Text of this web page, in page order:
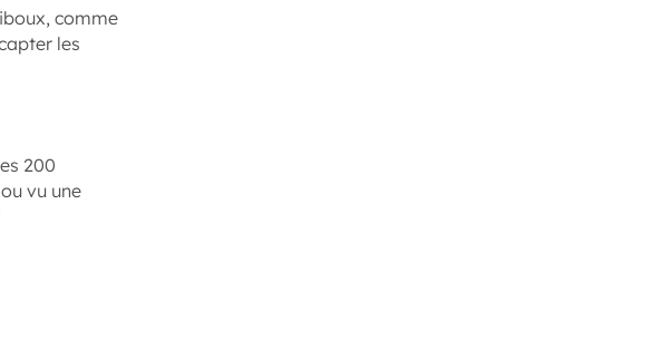
comme
les
200
vu une